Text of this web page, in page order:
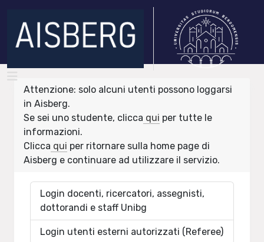
Attenzione: solo alcuni utenti possono loggarsi
in Aisberg.
Se sei uno studente, clicca qui per tutte le
informazioni.
Clicca qui per ritornare sulla home page di
Aisberg e continuare ad utilizzare il servizio.
Login docenti, ricercatori, assegnisti,
dottorandi e staff Unibg
Login utenti esterni autorizzati (Referee)